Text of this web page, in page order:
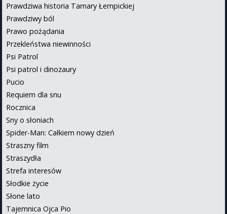
Prawdziwa historia Tamary Łempickiej
Prawdziwy ból
Prawo pożądania
Przekleństwa niewinności
Psi Patrol
Psi patrol i dinozaury
Pucio
Requiem dla snu
Rocznica
Sny o słoniach
Spider-Man: Całkiem nowy dzień
Straszny film
Straszydła
Strefa interesów
Słodkie życie
Słone lato
Tajemnica Ojca Pio